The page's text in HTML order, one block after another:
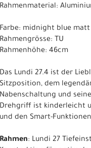
Rahmenmaterial:
Farbe: midnight blue matt
Rahmengrösse: TU
Rahmenhöhe: 46cm
Das Lundi 27.4 ist der
Sitzposition, dem
Nabenschaltung und
Drehgriff ist kinderleicht
und den Smart-
Rahmen: Lundi 27